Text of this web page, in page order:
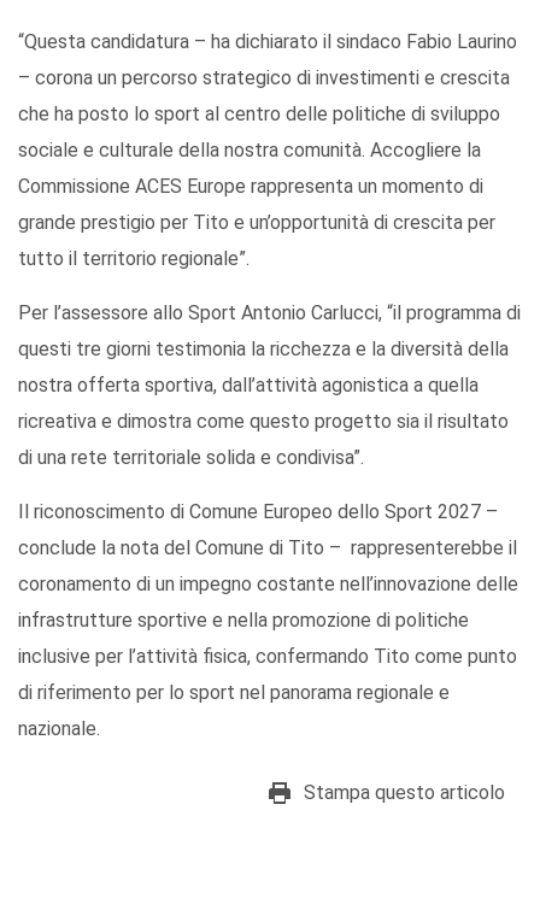
“Questa candidatura – ha dichiarato il sindaco Fabio Laurino
– corona un percorso strategico di investimenti e crescita
che ha posto lo sport al centro delle politiche di sviluppo
sociale e culturale della nostra comunità. Accogliere la
Commissione ACES Europe rappresenta un momento di
grande prestigio per Tito e un’opportunità di crescita per
tutto il territorio regionale”.
Per l’assessore allo Sport Antonio Carlucci, “il programma di
questi tre giorni testimonia la ricchezza e la diversità della
nostra offerta sportiva, dall’attività agonistica a quella
ricreativa e dimostra come questo progetto sia il risultato
di una rete territoriale solida e condivisa”.
Il riconoscimento di Comune Europeo dello Sport 2027 –
conclude la nota del Comune di Tito – rappresenterebbe il
coronamento di un impegno costante nell’innovazione delle
infrastrutture sportive e nella promozione di politiche
inclusive per l’attività fisica, confermando Tito come punto
di riferimento per lo sport nel panorama regionale e
nazionale.
Stampa questo articolo